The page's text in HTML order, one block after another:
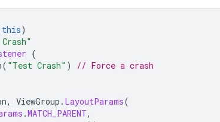
this)
{
( "Test Crash" )
// Force a crash
, ViewGroup . LayoutParams(
.MATCH_PARENT,